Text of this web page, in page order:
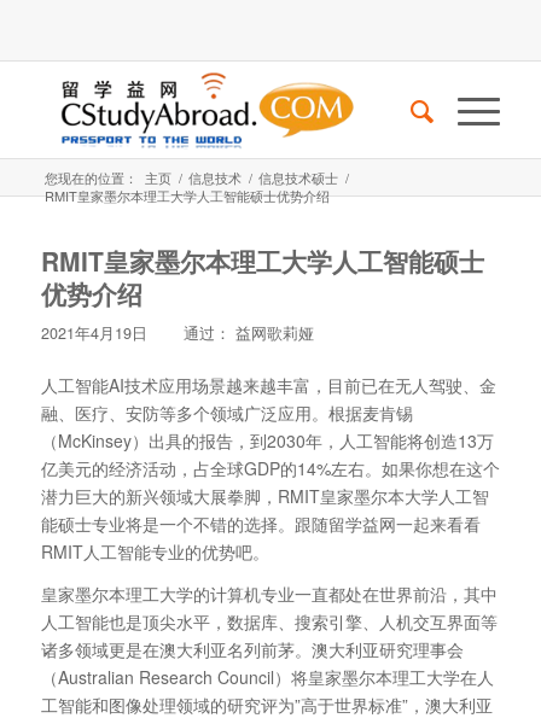
您现在的位置： 主页 / 信息技术 / 信息技术硕士 /
RMIT皇家墨尔本理工大学人工智能硕士优势介绍
RMIT皇家墨尔本理工大学人工智能硕士
优势介绍
2021年4月19日 通过： 益网歌莉娅
人工智能AI技术应用场景越来越丰富，目前已在无人驾驶、金
融、医疗、安防等多个领域广泛应用。根据麦肯锡
（McKinsey）出具的报告，到2030年，人工智能将创造13万
亿美元的经济活动，占全球GDP的14%左右。如果你想在这个
潜力巨大的新兴领域大展拳脚，RMIT皇家墨尔本大学人工智
能硕士专业将是一个不错的选择。跟随留学益网一起来看看
RMIT人工智能专业的优势吧。
皇家墨尔本理工大学的计算机专业一直都处在世界前沿，其中
人工智能也是顶尖水平，数据库、搜索引擎、人机交互界面等
诸多领域更是在澳大利亚名列前茅。澳大利亚研究理事会
（Australian Research Council）将皇家墨尔本理工大学在人
工智能和图像处理领域的研究评为”高于世界标准”，澳大利亚